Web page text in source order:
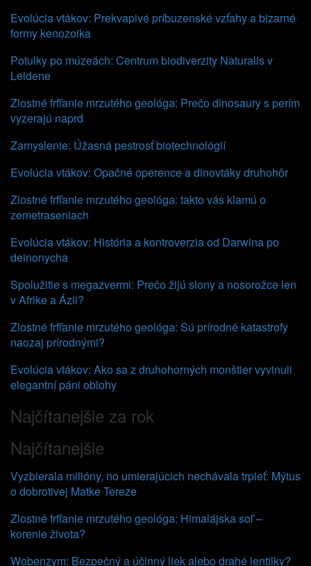
Evolúcia vtákov: Prekvapivé príbuzenské vzťahy a bizarné
formy kenozoika
Potulky po múzeách: Centrum biodiverzity Naturalis v
Leidene
Zlostné frfľanie mrzutého geológa: Prečo dinosaury s perím
vyzerajú naprd
Zamyslenie: Úžasná pestrosť biotechnológií
Evolúcia vtákov: Opačné operence a dinovtáky druhohôr
Zlostné frfľanie mrzutého geológa: takto vás klamú o
zemetraseniach
Evolúcia vtákov: História a kontroverzia od Darwina po
deinonycha
Spolužitie s megazvermi: Prečo žijú slony a nosorožce len
v Afrike a Ázii?
Zlostné frfľanie mrzutého geológa: Sú prírodné katastrofy
naozaj prírodnými?
Evolúcia vtákov: Ako sa z druhohorných monštier vyvinuli
elegantní páni oblohy
Najčítanejšie za rok
Najčítanejšie
Vyzbierala milióny, no umierajúcich nechávala trpieť: Mýtus
o dobrotivej Matke Tereze
Zlostné frfľanie mrzutého geológa: Himalájska soľ –
korenie života?
Wobenzym: Bezpečný a účinný liek alebo drahé lentilky?